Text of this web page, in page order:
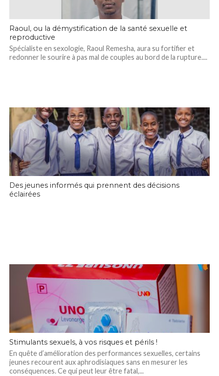
Raoul, ou la démystification de la santé sexuelle et
reproductive
Spécialiste en sexologie, Raoul Remesha, aura su fortifier et
redonner le sourire à pas mal de couples au bord de la rupture....
Des jeunes informés qui prennent des décisions
éclairées
Stimulants sexuels, à vos risques et périls !
En quête d’amélioration des performances sexuelles, certains
jeunes recourent aux aphrodisiaques sans en mesurer les
conséquences. Ce qui peut leur être fatal,...